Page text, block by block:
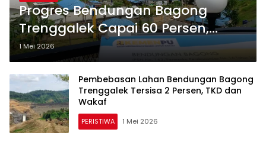
Progres Bendungan Bagong
Trenggalek Capai 60 Persen,
Target Rampung Tahun 2029
1 Mei 2026
Pembebasan Lahan Bendungan Bagong
Trenggalek Tersisa 2 Persen, TKD dan
Wakaf
PERISTIWA 1 Mei 2026